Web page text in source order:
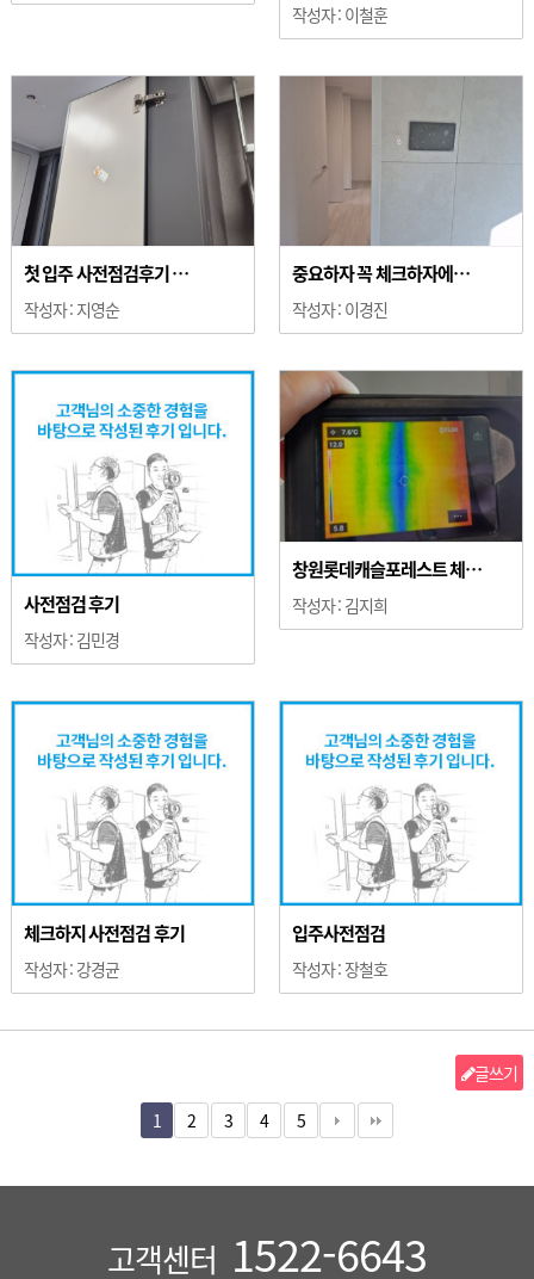
작성자 : 이철훈
첫 입주 사전점검후기 …
작성자 : 지영순
중요하자 꼭 체크하자에…
작성자 : 이경진
사전점검 후기
작성자 : 김민경
창원롯데캐슬포레스트 체…
작성자 : 김지희
체크하지 사전점검 후기
작성자 : 강경균
입주사전점검
작성자 : 장철호
글쓰기
1
2 3 4 5
고객센터 1522-6643